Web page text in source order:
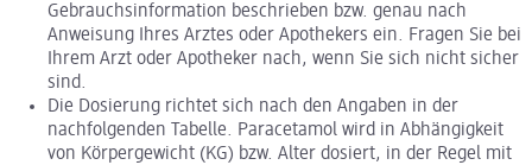
Gebrauchsinformation beschrieben bzw. genau nach
Anweisung Ihres Arztes oder Apothekers ein. Fragen Sie bei
Ihrem Arzt oder Apotheker nach, wenn Sie sich nicht sicher
sind.
Die Dosierung richtet sich nach den Angaben in der
nachfolgenden Tabelle. Paracetamol wird in Abhängigkeit
von Körpergewicht (KG) bzw. Alter dosiert, in der Regel mit